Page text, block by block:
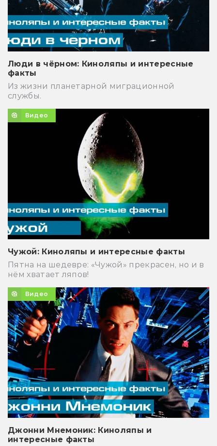
Люди в чёрном: Киноляпы и интересные
факты
Из жизни планетарной миграционной
службы.
Видео
Чужой: Киноляпы и интересные факты
Пятна на шедевре: «Чужой» прекрасен, но и в
нём хватает ляпов!
Видео
Джонни Мнемоник: Киноляпы и
интересные факты